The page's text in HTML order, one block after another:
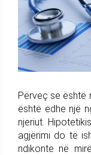
Përveç se është
është edhe një
njeriut.
agjërimi do të
ndikonte në